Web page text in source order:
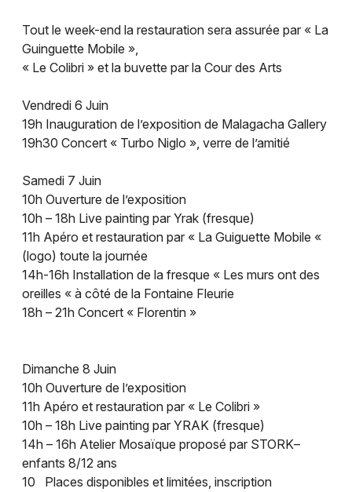
68 - Haut-Rhin
Choisir mes départements
Mon email
Je m'abonne
Tout le week-end la restauration sera assurée par « La
Guinguette Mobile »,
« Le Colibri » et la buvette par la Cour des Arts
Vendredi 6 Juin
19h Inauguration de l’exposition de Malagacha Gallery
19h30 Concert « Turbo Niglo », verre de l’amitié
Samedi 7 Juin
10h Ouverture de l’exposition
10h – 18h Live painting par Yrak (fresque)
11h Apéro et restauration par « La Guiguette Mobile «
(logo) toute la journée
14h-16h Installation de la fresque « Les murs ont des
oreilles « à côté de la Fontaine Fleurie
18h – 21h Concert « Florentin »
Dimanche 8 Juin
10h Ouverture de l’exposition
11h Apéro et restauration par « Le Colibri »
10h – 18h Live painting par YRAK (fresque)
14h – 16h Atelier Mosaïque proposé par STORK–
enfants 8/12 ans
10 Places disponibles et limitées, inscription